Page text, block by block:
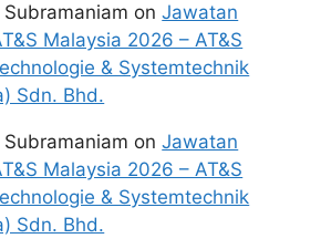
sijil perakuan akreditasi
Rasmi) dari badan
Diploma yang diiktiraf oleh
Qualification Agency (MQA).
Kerjaya di Malaysia Tahun
Subramaniam onJawatan
Malaysia 2026 – AT&S
& Systemtechnik
Sdn. Bhd.
Subramaniam onJawatan
Malaysia 2026 – AT&S
& Systemtechnik
Sdn. Bhd.